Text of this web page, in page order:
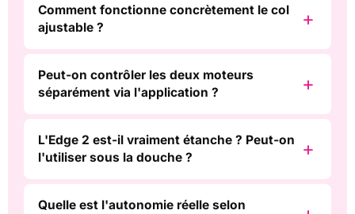
Comment fonctionne concrètement le col
ajustable ?
Peut-on contrôler les deux moteurs
séparément via l'application ?
L'Edge 2 est-il vraiment étanche ? Peut-on
l'utiliser sous la douche ?
Quelle est l'autonomie réelle selon